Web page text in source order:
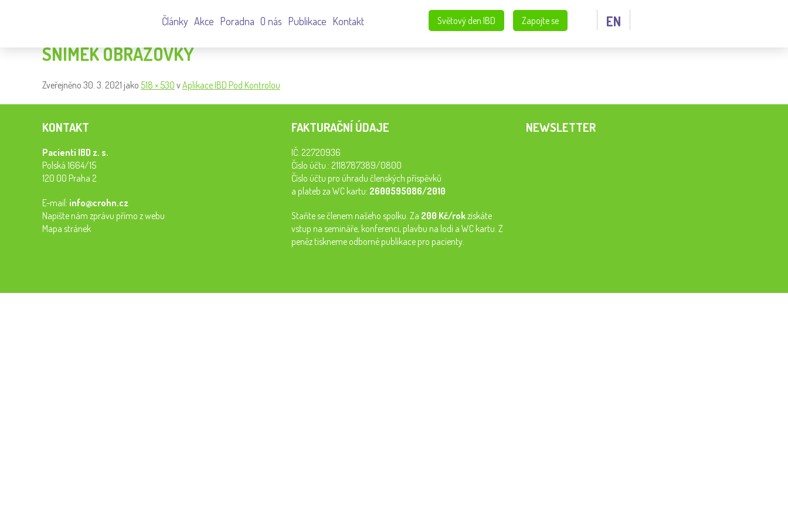
EN
Zapojte se
Světový den IBD
Články Akce Poradna O nás Publikace Kontakt
SNÍMEK OBRAZOVKY
Zveřejněno 30. 3. 2021 jako 518 × 530 vAplikace IBD Pod Kontrolou
KONTAKT
Pacienti IBD z. s.
Polská 1664/15
120 00 Praha 2
E-mail: info@crohn.cz
Napište nám zprávu přímo z webu
Mapa stránek
FAKTURAČNÍ ÚDAJE
IČ: 22720936
Číslo účtu.: 2118787389/0800
Číslo účtu pro úhradu členských příspěvků
a plateb za WC kartu: 2600595086/2010
Staňte se členem našeho spolku. Za 200 Kč/rokzískáte
vstup na semináře, konferenci, plavbu na lodi a WC kartu. Z
peněz tiskneme odborné publikace pro pacienty.
NEWSLETTER